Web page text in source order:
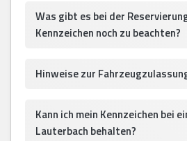
Was gibt es bei der
Kennzeichen noch zu beachten?
Hinweise zur
Kann ich mein Kennzeichen bei
Lauterbach behalten?